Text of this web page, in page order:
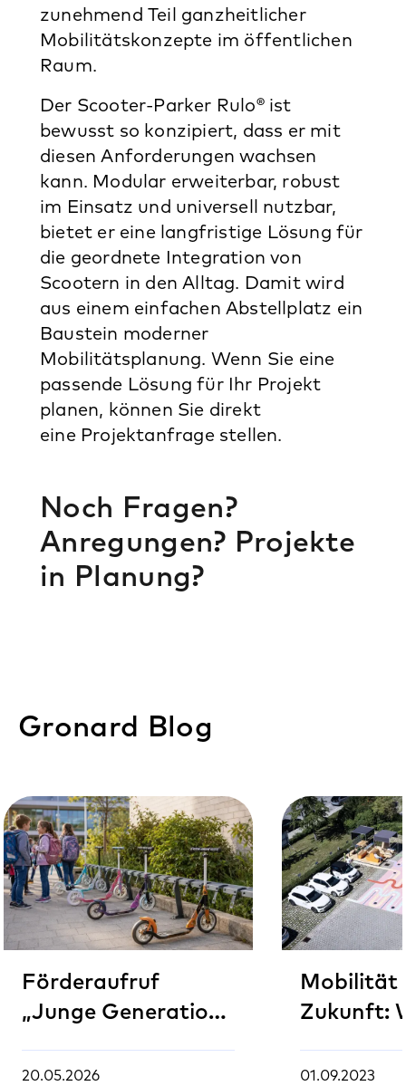
zunehmend Teil ganzheitlicher
Mobilitätskonzepte im öffentlichen
Raum.
Der Scooter-Parker Rulo® ist
bewusst so konzipiert, dass er mit
diesen Anforderungen wachsen
kann. Modular erweiterbar, robust
im Einsatz und universell nutzbar,
bietet er eine langfristige Lösung für
die geordnete Integration von
Scootern in den Alltag. Damit wird
aus einem einfachen Abstellplatz ein
Baustein moderner
Mobilitätsplanung. Wenn Sie eine
passende Lösung für Ihr Projekt
planen, können Sie direkt
eine Projektanfrage stellen.
Noch Fragen?
Anregungen? Projekte
in Planung?
Gronard Blog
Förderaufruf
„Junge Generation
mobil": Bis zu 145
20.05.2026
Mobilität
Zukunft:
01.09.2023